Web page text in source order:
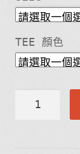
TEE 顏色